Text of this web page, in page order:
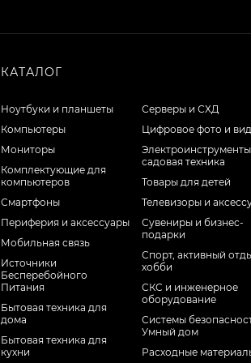
КАТАЛОГ
Ноутбуки и планшеты
Компьютеры
Мониторы
Комплектующие для
компьютеров
Смартфоны
Периферия и аксессуары
Мобильная связь
Источники
Бесперебойного
Питания
Бытовая техника для
дома
Бытовая техника для
кухни
Серверы и СХД
Цифровое фото и
садовая техника
Товары для детей
Телевизоры и
Сувениры и бизнес-
подарки
Спорт, активный
хобби
СКС и инженерное
оборудование
Системы
Умный дом
Расходные